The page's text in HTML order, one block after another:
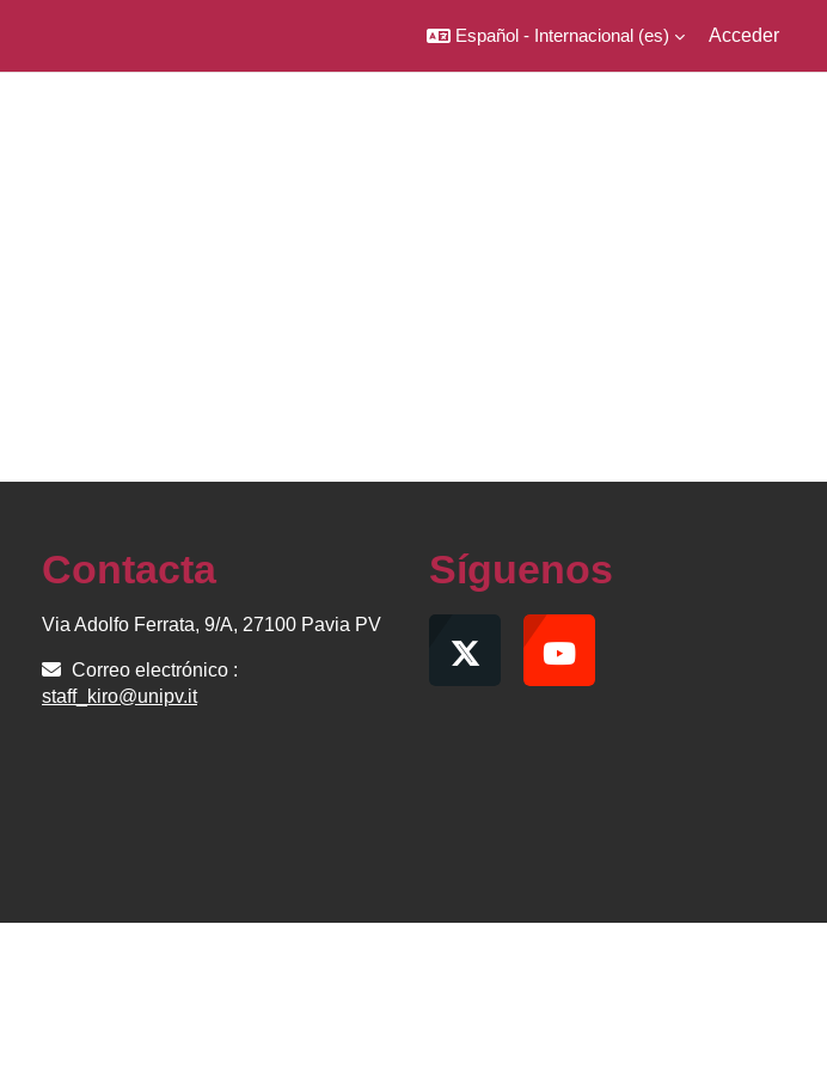
Español - Internacional ‎(es)‎ Acceder
Contacta
Via Adolfo Ferrata, 9/A, 27100 Pavia PV
Correo electrónico :
staff_kiro@unipv.it
Síguenos